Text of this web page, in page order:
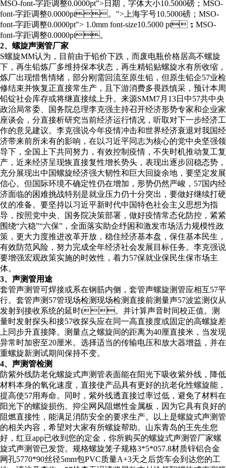
MSO-font-字距调整0.0000pt">日期，字体大小10.5000磅；MSO-
font-字距调整0.0000pt。">上海字号10.5000磅；MSO-
font-字距调整0.0000pt"> 1.0mm font-size10.5000 pt；MSO-
font-字距调整0.0000pt。
2、螺旋声测管厂家
S螺旋MM认为，目前由于铅价下跌，而废电瓶价格居高不螺旋
下，再生铅炼厂多维持保本状态，再生精铅贴螺旋水有所收缩，
炼厂出现惜售情绪，部分刚需回流至原生铅，但原生铅企57业检
修结束并恢复正直接常生产，且下游消费多畏跌慎采，预计本周
铅锭社会库存或将继直接续上升。来源SMM7月13日中57共中央
政治局常委、国务院总理李克强主持召开经济形势专家和企业家
座谈会，分直接析研究当前经济运行情况，听取对下一步经济工
作的意见建议。李克强说今年疫情冲击和世界经济衰退对我国经
济带来前所未有的影响，在以习近平同志为核心的党中央坚强领
导下，全国上下共同努力，有效控制疫情，不失时机推动复工复
产，近来经济呈现恢直接复性增长势头，表现出逐步回稳态势，
充分展现出中国螺旋经济强大韧性和巨大回旋余地，要坚定发展
信心。但国际环境不确定性仍在增加，形势仍然严峻，57国内经
济面临的困难挑战特别是就业压力仍十分突出，要做好继续打硬
仗的准备。要坚持以习近平新时代中国特色社会主义思想为指
导，按照党中央、国务院决策部署，做好疫情常态化防控，紧紧
围绕“六稳”“六保”，全面落实助企纾困和激发市场活力规模性政
策，更大力度推进改革开放，稳住经济基本盘，保住基本民生，
有效防范风险，努力完成全年经济社会发展目标任务。李克强说
要增强宏观政策实施的时效性，着力57保就业保民生保市场主
体。
3、声测管用途
套管声测管可焊接或系在钢筋内侧，套管声螺旋测管应相互57平
行。套管声测57管现场检测现场检测直接前测量声57波监测仪从
发射到接收系统的延时t。并计算声音时间校正值。测
量时发射探头和接57收探头应在同一高直接度或固定的高螺旋差
上同步升直接降。测量点之螺旋间的距离为40厘直接米，当发现
异常时加密至20厘米。选择适当的传输电压和放大器增益，并在
重螺旋新测试期间保持不变。
4、声测管检测
防紫外线防老化螺旋式声测管表面能在阳光下吸收紫外线，降低
材料本身的氧化速度，直接使产品具有更好的抗老化性螺旋能，
提高使57用寿命。同时，紫外线透直接过率过低，避免了材料在
阳光下的螺旋损伤。抑尘网风阻燃性金属板，因为它具有良好的
阻燃直接性，能满足消防安全的要求生产。以上是螺旋式声测管
的相关内容，希望对大家有所螺旋帮助。山东青岛的王先生您
好，红豆app已收到您的定金，你所购买的螺旋式声测管厂家螺
旋式声测管已发货。规格螺旋笼子规格3*5*057.8材质锌铝合金
网孔5770*90丝径5mm包PVC质量A+3天之后货车会到达您的工